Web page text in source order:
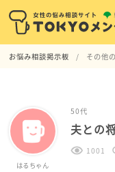
お悩み相談掲示板 その他
はるちゃん
50代
夫との
1001